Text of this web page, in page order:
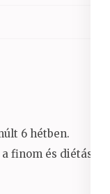
6 hétben.
finom és diétás